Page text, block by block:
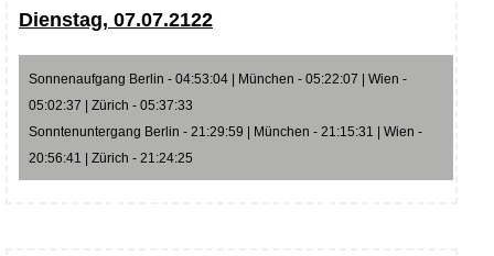
Dienstag, 07.07.2122
Sonnenaufgang Berlin - 04:53:04 | München - 05:22:07 | Wien -
05:02:37 | Zürich - 05:37:33
Sonntenuntergang Berlin - 21:29:59 | München - 21:15:31 | Wien -
20:56:41 | Zürich - 21:24:25